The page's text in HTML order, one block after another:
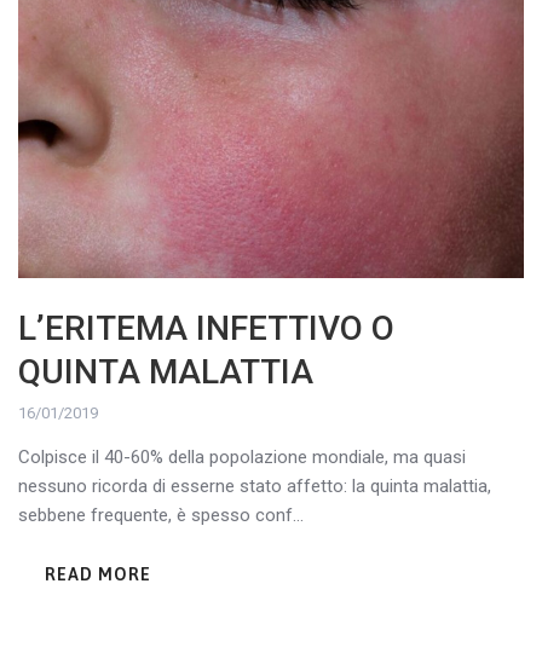
L’ERITEMA INFETTIVO O
QUINTA MALATTIA
16/01/2019
Colpisce il 40-60% della popolazione mondiale, ma quasi
nessuno ricorda di esserne stato affetto: la quinta malattia,
sebbene frequente, è spesso conf...
READ MORE